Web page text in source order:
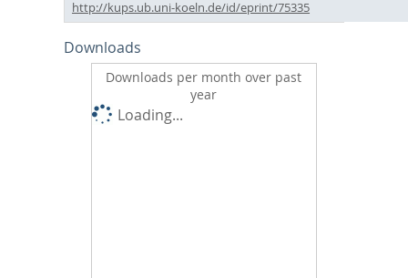
http://kups.ub.uni-koeln.de/id/eprint/75335
Downloads
Downloads per month over past
year
Loading...